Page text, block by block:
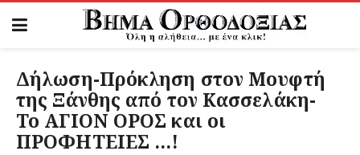
Δήλωση-Πρόκληση στον Μουφτή
της Ξάνθης από τον Κασσελάκη-
Το ΑΓΙΟΝ ΟΡΟΣ και οι
ΠΡΟΦΗΤΕΙΕΣ …!